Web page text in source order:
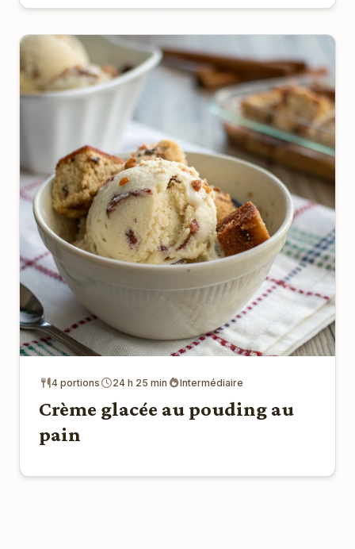
4 portions 24 h 25 min Intermédiaire
Crème glacée au pouding au
pain